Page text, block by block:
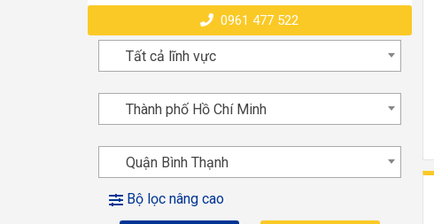
0961 477 522
Tất cả lĩnh vực
Thành phố Hồ Chí Minh
Quận Bình Thạnh
Bộ lọc nâng cao